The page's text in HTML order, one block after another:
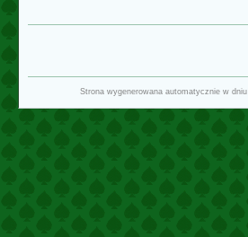
Strona wygenerowana automatycznie w dniu